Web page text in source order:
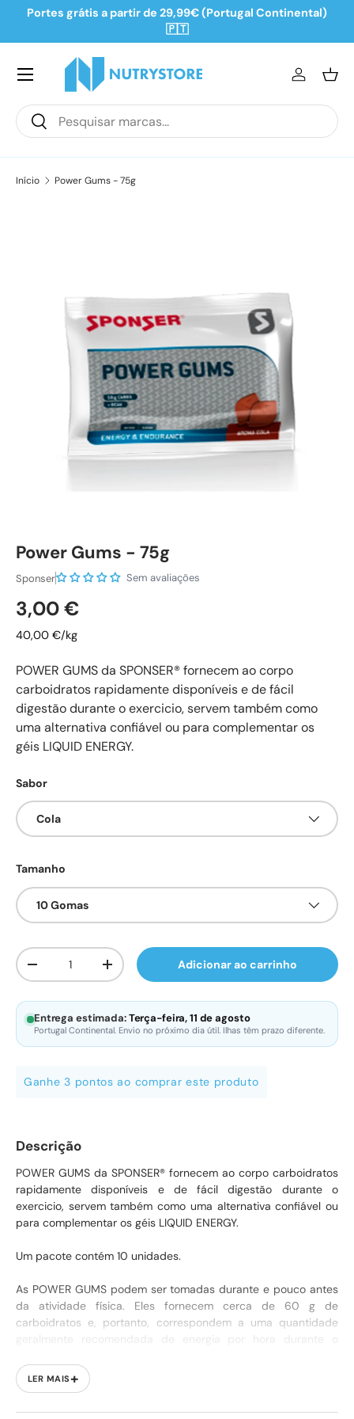
Portes grátis a partir de 29,99€ (Portugal Continental)
🇵🇹
Pesquisar
Pesquisar
Iniciar
Início Power Gums - 75g
Power Gums - 75g
Sponser Sem avaliações
Preço normal
3,00 €
40,00 €/kg
POWER GUMS da SPONSER® fornecem ao corpo
carboidratos rapidamente disponíveis e de fácil
digestão durante o exercicio, servem também como
uma alternativa confiável ou para complementar os
géis LIQUID ENERGY.
Sabor
Cola
Tamanho
10 Gomas
Qtd.
Diminuir quantidadeAumente a quantidadeAdicionar ao carrinho
Entrega estimada:Terça-feira, 11 de agosto
Portugal Continental. Envio no próximo dia útil. Ilhas têm prazo diferente.
Ganhe 3 pontos ao comprar este produto
Descrição
POWER GUMS da SPONSER® fornecem ao corpo carboidratos
rapidamente disponíveis e de fácil digestão durante o
exercicio, servem também como uma alternativa confiável ou
para complementar os géis LIQUID ENERGY.
Um pacote contém 10 unidades.
As POWER GUMS podem ser tomadas durante e pouco antes
da atividade física. Eles fornecem cerca de 60 g de
carboidratos e, portanto, correspondem a uma quantidade
geralmente recomendada de energia por hora durante o
POWER GUMS estão disponíveis em 2 variantes/sabores:
LER MAIS+